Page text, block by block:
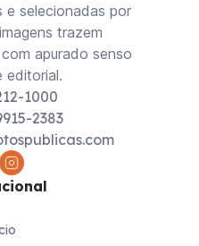
e selecionadas por
trazem
apurado senso
editorial.
1000
2383